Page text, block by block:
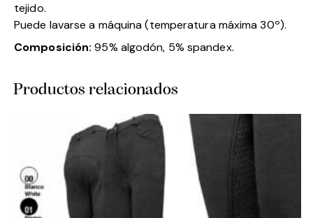
tejido.
Puede lavarse a máquina (temperatura máxima 30º).
Composición: 95% algodón, 5% spandex.
Productos relacionados